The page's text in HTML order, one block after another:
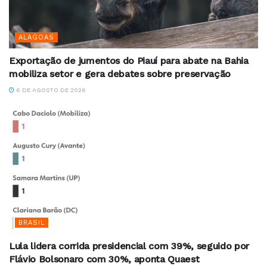
ALAGOAS
Exportação de jumentos do Piauí para abate na Bahia
mobiliza setor e gera debates sobre preservação
6 DE AGOSTO DE 2026
BRASIL
Lula lidera corrida presidencial com 39%, seguido por
Flávio Bolsonaro com 30%, aponta Quaest